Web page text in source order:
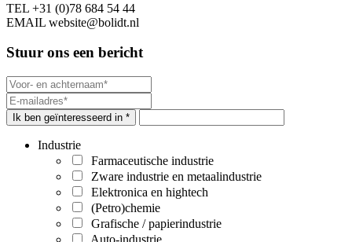
TEL +31 (0)78 684 54 44
EMAIL website@bolidt.nl
Stuur ons een bericht
Ik ben geïnteresseerd in *
Industrie
Farmaceutische industrie
Zware industrie en metaalindustrie
Elektronica en hightech
(Petro)chemie
Grafische / papierindustrie